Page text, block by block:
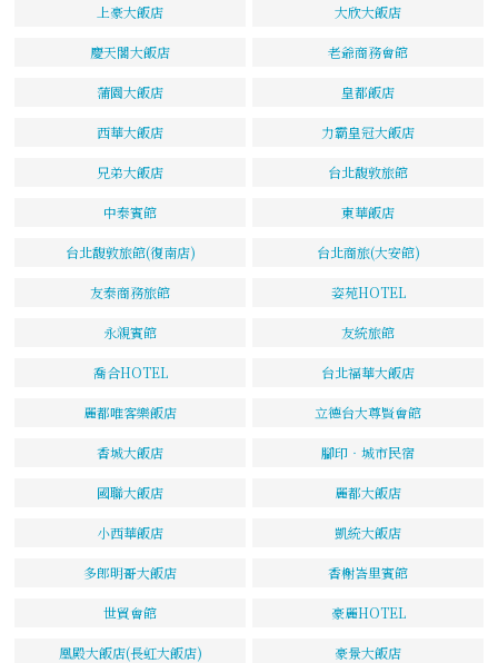
上豪大飯店 大欣大飯店
慶天閣大飯店 老爺商務會館
蒲園大飯店 皇都飯店
西華大飯店 力霸皇冠大飯店
兄弟大飯店 台北馥敦旅館
中泰賓館 東華飯店
台北馥敦旅館(復南店) 台北商旅(大安館)
友泰商務旅館 姿苑HOTEL
永親賓館 友統旅館
喬合HOTEL 台北福華大飯店
麗都唯客樂飯店 立德台大尊賢會館
香城大飯店 腳印‧城市民宿
國聯大飯店 麗都大飯店
小西華飯店 凱統大飯店
多郎明哥大飯店 香榭峇里賓館
世貿會館 豪麗HOTEL
凰殿大飯店(長虹大飯店) 豪景大飯店